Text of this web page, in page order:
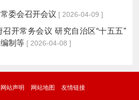
委会召开会议 [ 2026-04-09 ]
召开常务会议 研究自治区“十五五”
制等 [ 2026-04-08 ]
网站声明 网站地图 友情链接